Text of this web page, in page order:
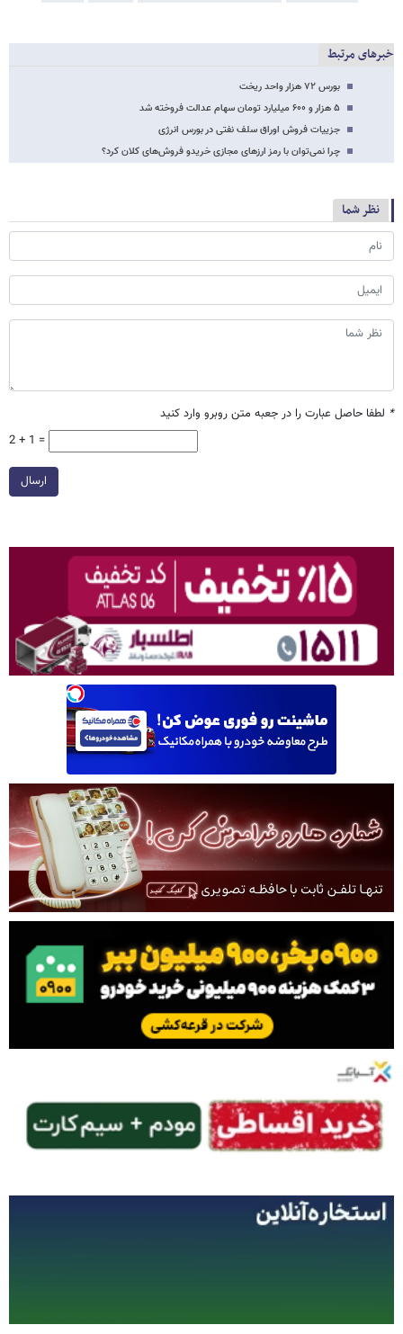
خبرهای مرتبط
بورس ۷۲ هزار واحد ریخت
۵ هزار و ۶۰۰ میلیارد تومان سهام عدالت فروخته شد
جزییات فروش اوراق سلف نفتی در بورس انرژی
چرا نمی‌توان با رمز ارزهای مجازی خریدو فروش‌های کلان کرد؟
نظر شما
* لطفا حاصل عبارت را در جعبه متن روبرو وارد کنید
2 + 1 =
ارسال